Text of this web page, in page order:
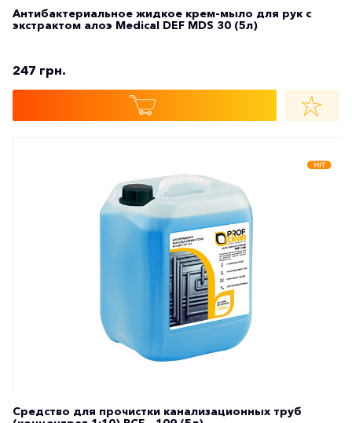
Антибактериальное жидкое крем-мыло для рук с
экстрактом алоэ Medical DEF MDS 30 (5л)
247 грн.
Средство для прочистки канализационных труб